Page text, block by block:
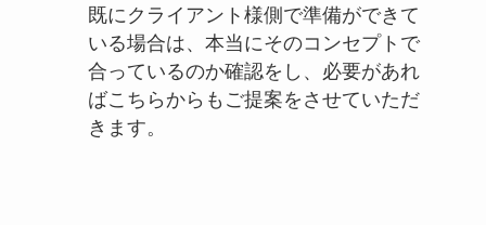
既にクライアント様側で準備ができて
いる場合は、本当にそのコンセプトで
合っているのか確認をし、必要があれ
ばこちらからもご提案をさせていただ
きます。